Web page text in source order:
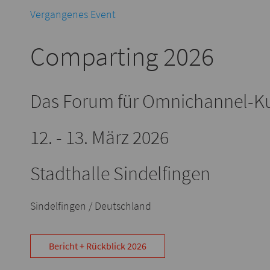
Vergangenes Event
Comparting 2026
Das Forum für Omnichannel-
12. - 13. März 2026
Stadthalle Sindelfingen
Sindelfingen / Deutschland
Bericht + Rückblick 2026